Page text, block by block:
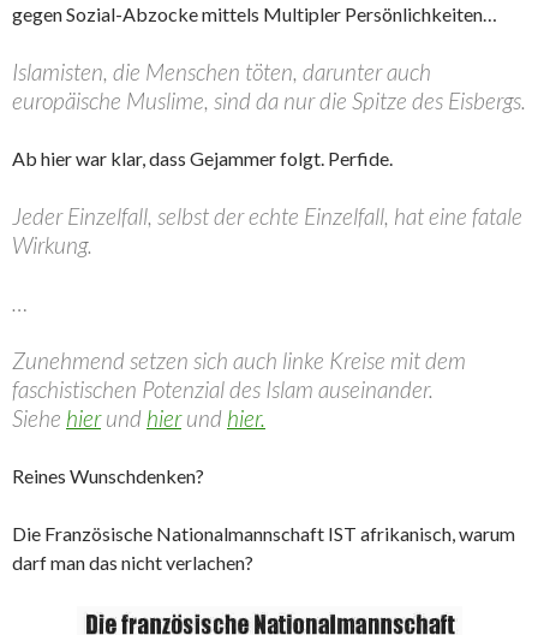
gegen Sozial-Abzocke mittels Multipler Persönlichkeiten…
Islamisten, die Menschen töten, darunter auch
europäische Muslime, sind da nur die Spitze des Eisbergs.
Ab hier war klar, dass Gejammer folgt. Perfide.
Jeder Einzelfall, selbst der echte Einzelfall, hat eine fatale
Wirkung.
…
Zunehmend setzen sich auch linke Kreise mit dem
faschistischen Potenzial des Islam auseinander.
Siehe hierund hierund hier.
Reines Wunschdenken?
Die Französische Nationalmannschaft IST afrikanisch, warum
darf man das nicht verlachen?